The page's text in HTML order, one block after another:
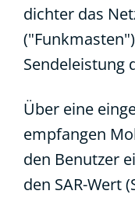
dichter das
Sendeleistung
Über eine
empfangen
den Benutzer
den SAR-Wert